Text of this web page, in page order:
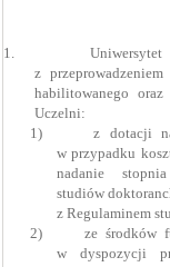
1.
z
habilitowanego
Uczelni:
1)
z dotacji
w przypadku
nadanie
studiów
z Regulaminem
2)
ze środków
w dyspozycji